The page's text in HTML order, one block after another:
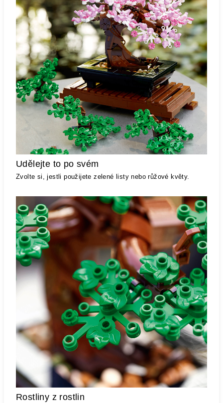
Udělejte to po svém
Zvolte si, jestli použijete zelené listy nebo růžové květy.
Rostliny z rostlin